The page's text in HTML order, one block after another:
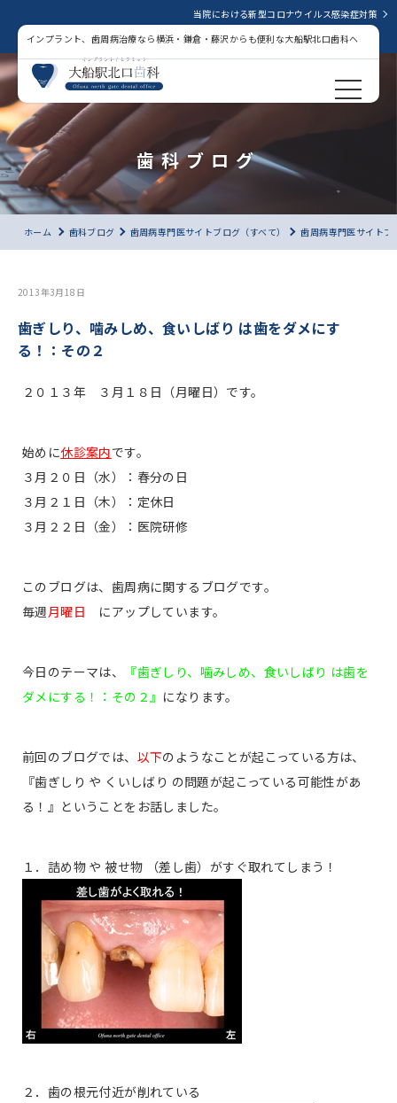
当院における新型コロナウイルス感染症対策
インプラント、歯周病治療なら横浜・鎌倉・藤沢からも便利な大船駅北口歯科へ
歯科ブログ
ホーム 歯科ブログ 歯周病専門医サイトブログ（すべて） 歯周病専門医サイトブ
2013年3月18日
歯ぎしり、噛みしめ、食いしばり は歯をダメにす
る！：その２
２０１３年 ３月１８日（月曜日）です。
始めに休診案内です。
３月２０日（水）：春分の日
３月２１日（木）：定休日
３月２２日（金）：医院研修
このブログは、歯周病に関するブログです。
毎週月曜日 にアップしています。
今日のテーマは、
『歯ぎしり、噛みしめ、食いしばり は歯を
ダメにする！：その２』 になります。
前回のブログでは、 以下のようなことが起こっている方は、
『歯ぎしり や くいしばり の問題が起こっている可能性があ
る！』ということをお話しました。
１．詰め物 や 被せ物 （差し歯）がすぐ取れてしまう！
２．歯の根元付近が削れている